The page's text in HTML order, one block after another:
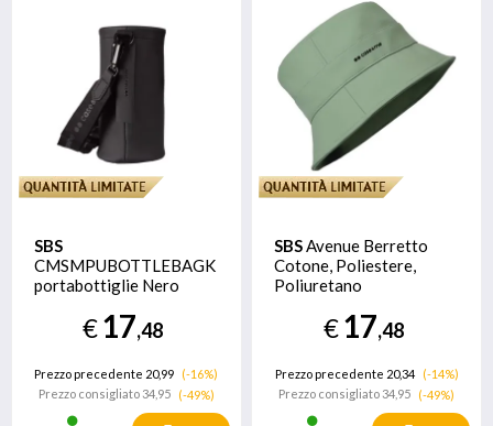
SBS
CMSMPUBOTTLEBAGK
portabottiglie Nero
€17,48
Prezzo precedente 20,99
(-16%)
Prezzo consigliato34,95 (-49%)
SBSAvenue Berretto
Cotone, Poliestere,
Poliuretano
€17,48
Prezzo precedente 20,34
(-14%)
Prezzo consigliato 34,95 (-49%)